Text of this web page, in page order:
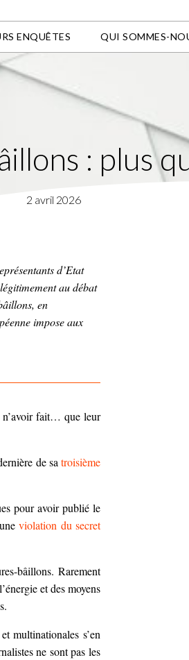
ENQUÊTES QUI SOMMES-
: plus
2 avril 2026
d’Etat
au débat
en
impose aux
n’avoir fait… que leur
de satroisième
pour avoir publié le
violation du secret
bâillons. Rarement
et des moyens
multinationales s’en
ne sont pas les